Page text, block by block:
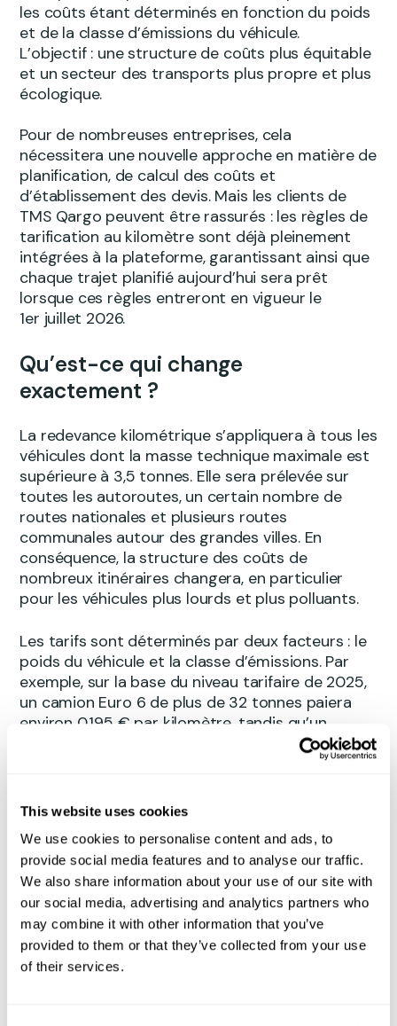
This website uses cookies
We use cookies to personalise content and ads, to
provide social media features and to analyse our traffic.
We also share information about your use of our site with
our social media, advertising and analytics partners who
may combine it with other information that you’ve
provided to them or that they’ve collected from your use
of their services.
les coûts étant déterminés en fonction du poids
et de la classe d’émissions du véhicule.
L’objectif : une structure de coûts plus équitable
et un secteur des transports plus propre et plus
écologique.
Pour de nombreuses entreprises, cela
nécessitera une nouvelle approche en matière de
planification, de calcul des coûts et
d’établissement des devis. Mais les clients de
TMS Qargo peuvent être rassurés : les règles de
tarification au kilomètre sont déjà pleinement
intégrées à la plateforme, garantissant ainsi que
chaque trajet planifié aujourd’hui sera prêt
lorsque ces règles entreront en vigueur le
1er juillet 2026.
Qu’est-ce qui change
exactement ?
La redevance kilométrique s’appliquera à tous les
véhicules dont la masse technique maximale est
supérieure à 3,5 tonnes. Elle sera prélevée sur
toutes les autoroutes, un certain nombre de
routes nationales et plusieurs routes
communales autour des grandes villes. En
conséquence, la structure des coûts de
nombreux itinéraires changera, en particulier
pour les véhicules plus lourds et plus polluants.
Les tarifs sont déterminés par deux facteurs : le
poids du véhicule et la classe d’émissions. Par
exemple, sur la base du niveau tarifaire de 2025,
un camion Euro 6 de plus de 32 tonnes paiera
environ 0,195 € par kilomètre, tandis qu’un
véhicule zéro émission de la même catégorie de
poids ne paiera que 0,038 € par kilomètre. Les
reste le même : plus le véhicule est propre, plus
Les règles et les calculs pouvant être complexes,
la précision est importante. C’est exactement ce
à quoi Qargo est prêt à répondre.
Qargo effectue déjà ses calculs
avec les tarifs de 2026